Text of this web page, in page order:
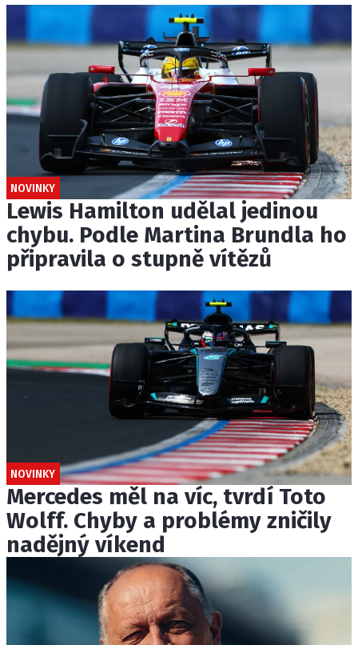
NOVINKY
Lewis Hamilton udělal jedinou
chybu. Podle Martina Brundla ho
připravila o stupně vítězů
NOVINKY
Mercedes měl na víc, tvrdí Toto
Wolff. Chyby a problémy zničily
nadějný víkend